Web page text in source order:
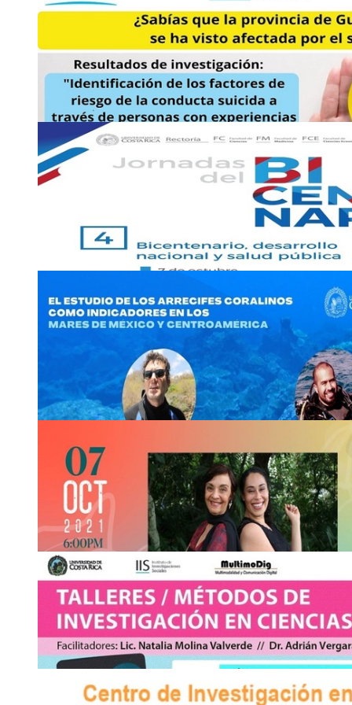
6OCT
Charla: Impulsemos la Vacunación
Regístrese en este enlace:
https://udecr.zoom.us/meeting/register/
Miércoles 6 de octubre, 6:00 p. m.
2511-6601
maria.c
arvajal @ucrhlbg.ac.cr
Charla: ¿Es la felicidad una decisión personal?
Jueves 7 de octubre, 1:30 p. m.
2511-4512
OCT
Video conferencia: Resultados de investigación:
Vía Zoom: ID 959 7925 7925 Contraseña: aT8GZd
Jueves 7 de octubre, 2:00 p. m.
2511-9447
marlenymlnv.campos @ucrgvoa.ac.cr
OCT
Ciclo de conferencias: Bicentenario de la
Reflexión …
Aula Magna, Plaza de la Autonomía
Jueves 7 de octubre, de 5:00 a 7:00 p. m.
2511-1304
https://www.youtube.com/channel/
OCT
Ciclo de conferencias: Seminario virtual UNAM
estudio de los …
Jueves 7 de octubre, 5:00 p. m.